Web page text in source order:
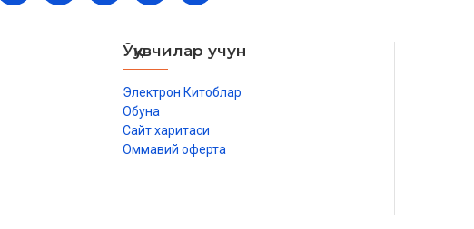
Ўқувчилар учун
Электрон Китоблар
Обуна
Сайт харитаси
Оммавий оферта